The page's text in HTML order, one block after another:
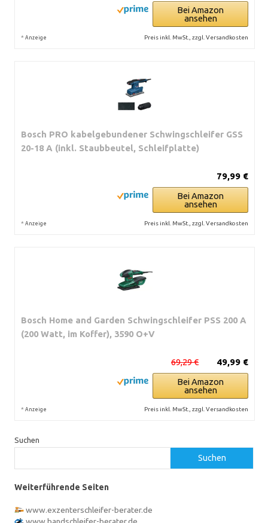
Bei Amazon
ansehen
* Anzeige Preis inkl. MwSt., zzgl. Versandkosten
Bosch PRO kabelgebundener Schwingschleifer GSS
20-18 A (inkl. Staubbeutel, Schleifplatte)
79,99 €
Bei Amazon
ansehen
* Anzeige Preis inkl. MwSt., zzgl. Versandkosten
Bosch Home and Garden Schwingschleifer PSS 200 A
(200 Watt, im Koffer), 3590 O+V
49,99 €
69,29 €
Bei Amazon
ansehen
* Anzeige Preis inkl. MwSt., zzgl. Versandkosten
Suchen
Suchen
Weiterführende Seiten
www.exzenterschleifer-berater.de